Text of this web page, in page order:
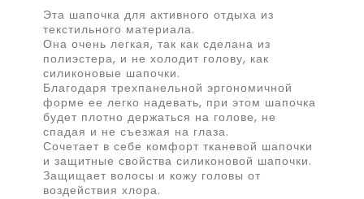
Эта шапочка для активного отдыха из
текстильного материала.
Она очень легкая, так как сделана из
полиэстера, и не холодит голову, как
силиконовые шапочки.
Благодаря трехпанельной эргономичной
форме ее легко надевать, при этом шапочка
будет плотно держаться на голове, не
спадая и не съезжая на глаза.
Сочетает в себе комфорт тканевой шапочки
и защитные свойства силиконовой шапочки.
Защищает волосы и кожу головы от
воздействия хлора.